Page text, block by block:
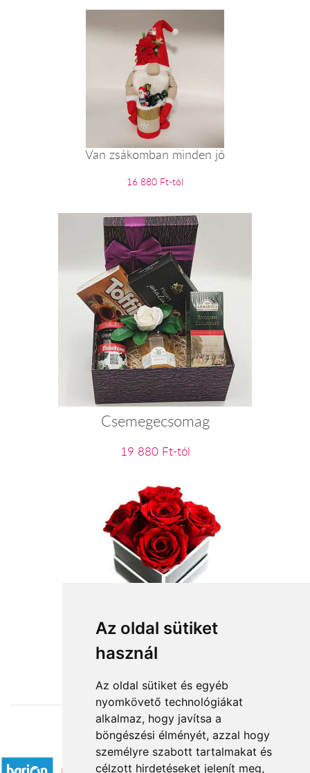
Az oldal sütiket
használ
Az oldal sütiket és egyéb
nyomkövető technológiákat
alkalmaz, hogy javítsa a
böngészési élményét, azzal hogy
személyre szabott tartalmakat és
célzott hirdetéseket jelenít meg,
Van zsákomban minden jó
16 880 Ft-tól
Csemegecsomag
19 880 Ft-tól
Könnyedén!
19 600 Ft-tól
Elfogadott fizetési módok